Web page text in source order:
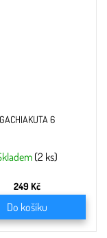
GACHIAKUTA 6
(2 ks)
249 Kč
Do košíku